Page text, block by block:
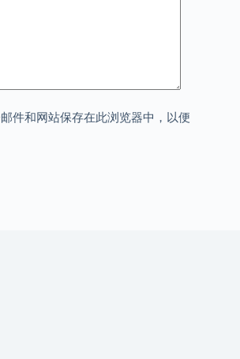
件和网站保存在此浏览器中，以便